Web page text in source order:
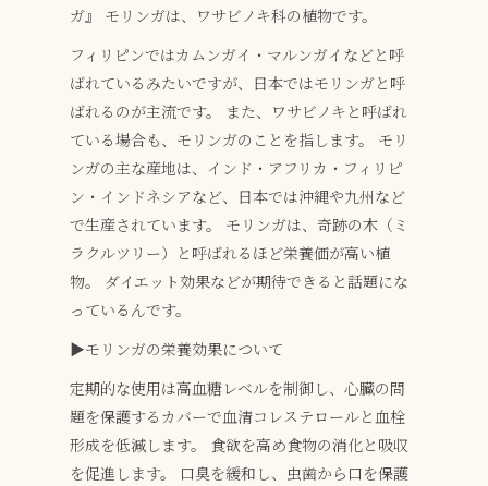
ガ』
モリンガは、ワサビノキ科の植物です。
フィリピンではカムンガイ・マルンガイなどと呼
ばれているみたいですが、日本ではモリンガと呼
ばれるのが主流です。
また、ワサビノキと呼ばれ
ている場合も、モリンガのことを指します。
モリ
ンガの主な産地は、インド・アフリカ・フィリピ
ン・インドネシアなど、日本では沖縄や九州など
で生産されています。
モリンガは、奇跡の木（ミ
ラクルツリー）と呼ばれるほど栄養価が高い植
物。
ダイエット効果などが期待できると話題にな
っているんです。
▶︎モリンガの栄養効果について
定期的な使用は高血糖レベルを制御し、心臓の問
題を保護するカバーで血清コレステロールと血栓
形成を低減します。
食欲を高め食物の消化と吸収
を促進します。
口臭を緩和し、虫歯から口を保護